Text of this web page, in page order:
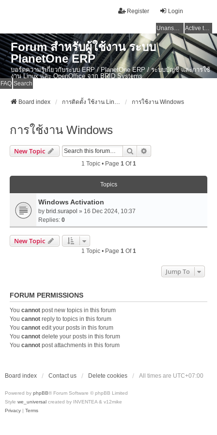
Login
Register
Unanswered topics Active topics
Forum สำหรับผู้ใช้งาน ระบบ
PlanetOne ERP
บอร์ดความรู้เกี่ยวกับระบบ ERP / PlanetOne ERP / ระบบบัญชี และการใช้
งาน Linux และ OpenOffice จาก BRID Systems
FAQ Search
Board index การติดตั้ง ใช้งาน Linux, OSX และ OpenSource Softwares การใช้งาน Windows
การใช้งาน Windows
New Topic Search
1 Topic • Page 1Of1
Topics
Windows Activation
by brid.surapol » 16 Dec 2024, 10:37
Replies: 0
New Topic
1 Topic • Page 1Of1
Jump To
FORUM PERMISSIONS
You cannot post new topics in this forum
You cannot reply to topics in this forum
You cannot edit your posts in this forum
You cannot delete your posts in this forum
You cannot post attachments in this forum
Board index Contact us Delete cookies All times are UTC+07:00
Powered by phpBB® Forum Software © phpBB Limited
Style we_universal created by INVENTEA & v12mike
Privacy | Terms